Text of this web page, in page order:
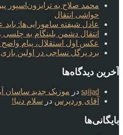
محمد صلاح به ترابزون‌اسپور
حواشی انتقال
عادل شیفته سامورایی‌ها: باید
انتقال دشمن بلینگام به
عکس اول استقلال، پیام واضح
برد پرگل نساجی در اولین
آخرین دیدگاه‌ها
sajjad در موزیک جدید ساسان
آقای وردپرس در سلام دنیا!
بایگانی‌ها